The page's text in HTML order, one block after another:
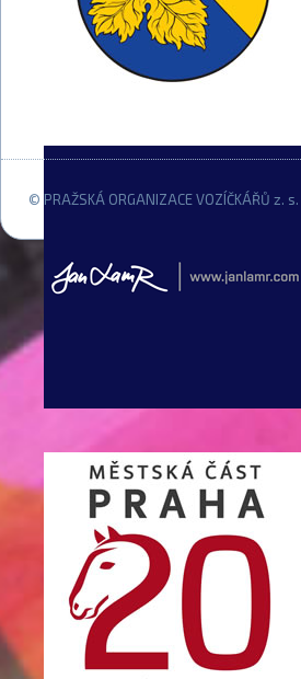
© PRAŽSKÁ ORGANIZACE VOZÍČKÁŘŮ z. s. |